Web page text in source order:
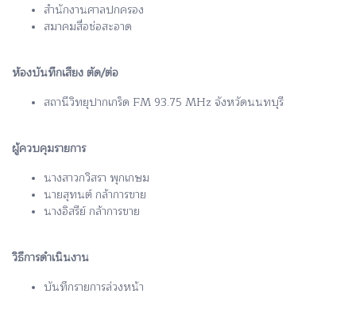
สำนักงานศาลปกครอง
สมาคมสื่อช่อสะอาด
ห้องบันทึกเสียง ตัด/ต่อ
สถานีวิทยุปากเกร็ด FM 93.75 MHz จังหวัดนนทบุรี
ผู้ควบคุมรายการ
นางสาวกวิสรา พุกเกษม
นายสุทนต์ กล้าการขาย
นางอิสรีย์ กล้าการขาย
วิธีการดำเนินงาน
บันทึกรายการล่วงหน้า